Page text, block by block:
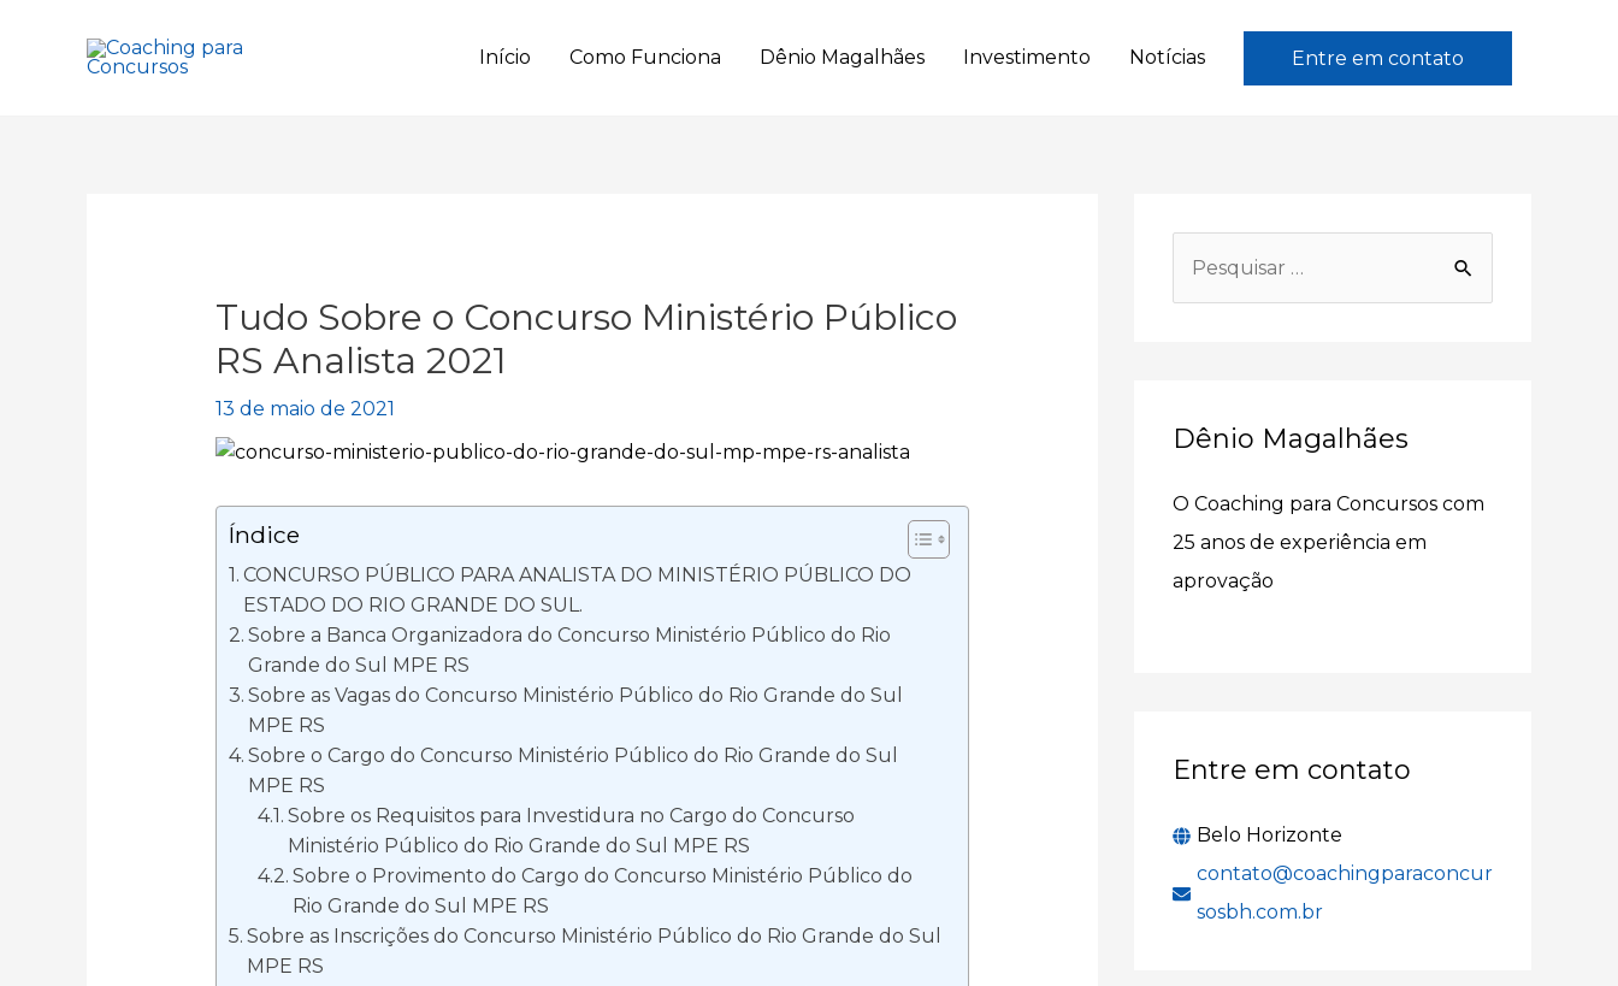
Início Como Funciona Dênio Magalhães Investimento Notícias Entre em contato
Tudo Sobre o Concurso Ministério Público
RS Analista 2021
13 de maio de 2021
Índice
CONCURSO PÚBLICO PARA ANALISTA DO MINISTÉRIO PÚBLICO DO
ESTADO DO RIO GRANDE DO SUL.
Sobre a Banca Organizadora do Concurso Ministério Público do Rio
Grande do Sul MPE RS
Sobre as Vagas do Concurso Ministério Público do Rio Grande do Sul
MPE RS
Sobre o Cargo do Concurso Ministério Público do Rio Grande do Sul
MPE RS
Sobre os Requisitos para Investidura no Cargo do Concurso
Ministério Público do Rio Grande do Sul MPE RS
Sobre o Provimento do Cargo do Concurso Ministério Público do
Rio Grande do Sul MPE RS
Sobre as Inscrições do Concurso Ministério Público do Rio Grande do Sul
MPE RS
Dênio Magalhães
O Coaching para Concursos com
25 anos de experiência em
aprovação
Entre em contato
Belo Horizonte
contato@coachingparaconcur
sosbh.com.br